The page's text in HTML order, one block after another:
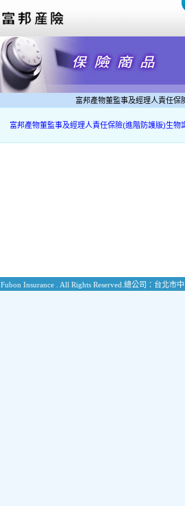
富邦產物董監事及經理人責任保
富邦產物董監事及經理人責任保險(進階防護版)生物
Fubon Insurance . All Rights Reserved. 總公司：台北市